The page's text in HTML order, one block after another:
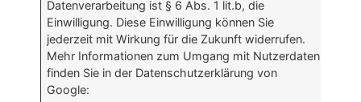
Datenverarbeitung ist § 6 Abs. 1 lit.b, die
Einwilligung. Diese Einwilligung können Sie
jederzeit mit Wirkung für die Zukunft widerrufen.
Mehr Informationen zum Umgang mit Nutzerdaten
finden Sie in der Datenschutzerklärung von
Google: